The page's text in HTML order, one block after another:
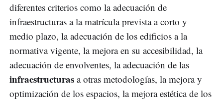
diferentes criterios como la adecuación de
infraestructuras a la matrícula prevista a corto y
medio plazo, la adecuación de los edificios a la
normativa vigente, la mejora en su accesibilidad, la
adecuación de envolventes, la adecuación de las
infraestructuras a otras metodologías, la mejora y
optimización de los espacios, la mejora estética de los